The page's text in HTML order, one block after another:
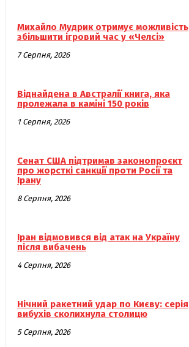
Михайло Мудрик отримує можливість
збільшити ігровий час у «Челсі»
7 Серпня, 2026
Віднайдена в Австралії книга, яка
пролежала в каміні 150 років
1 Серпня, 2026
Сенат США підтримав законопроєкт
про жорсткі санкції проти Росії та
Ірану
8 Серпня, 2026
Іран відмовився від атак на Україну
після вибачень
4 Серпня, 2026
Нічний ракетний удар по Києву: серія
вибухів сколихнула столицю
5 Серпня, 2026